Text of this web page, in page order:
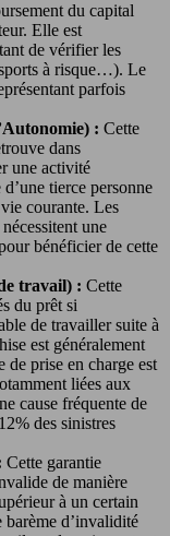
du capital
Elle est
de vérifier les
à risque…). Le
parfois
: Cette
dans
une activité
tierce personne
courante. Les
une
bénéficier de cette
travail) : Cette
du prêt si
de travailler suite à
est généralement
de prise en charge est
liées aux
cause fréquente de
des sinistres
Cette garantie
de manière
à un certain
d’invalidité